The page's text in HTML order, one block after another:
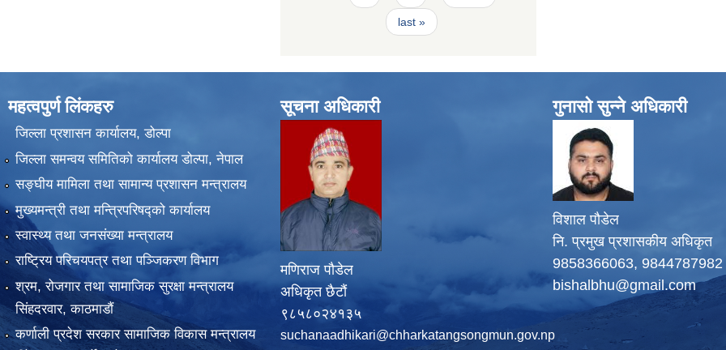
last »
महत्वपुर्ण लिंकहरु
जिल्ला प्रशासन कार्यालय, डोल्पा
जिल्ला समन्वय समितिको कार्यालय डोल्पा, नेपाल
सङ्‍घीय मामिला तथा सामान्य प्रशासन मन्त्रालय
मुख्यमन्त्री तथा मन्त्रिपरिषद्को कार्यालय
स्वास्थ्य तथा जनसंख्या मन्त्रालय
राष्ट्रिय परिचयपत्र तथा पञ्जिकरण विभाग
श्रम, रोजगार तथा सामाजिक सुरक्षा मन्त्रालय
सिंहदरवार, काठमाडाैं
कर्णाली प्रदेश सरकार सामाजिक विकास मन्त्रालय
सूचना अधिकारी
मणिराज पौडेल
अधिकृत छैटौं
९८५८०२४१३५
suchanaadhikari@chharkatangsongmun.gov.np
गुनासो सुन्ने अधिकारी
विशाल पौडेल
नि. प्रमुख प्रशासकीय अधिकृत
9858366063, 9844787982
bishalbhu@gmail.com